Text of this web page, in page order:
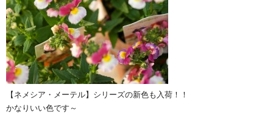
【ネメシア・メーテル】シリーズの新色も入荷！！
かなりいい色です～